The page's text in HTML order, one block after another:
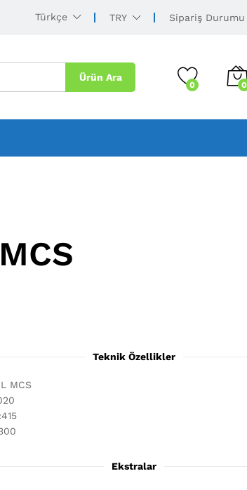
Türkçe TRY Sipariş Durumu
Ürün Ara
0 0
Teknik Özellikler
MCS
Ekstralar